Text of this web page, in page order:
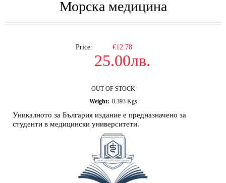
Морска медицина
Price: €12.78
25.00лв.
OUT OF STOCK
Weight: 0.393 Kgs
Уникалното за България издание е предназначено за
студенти в медицински университети.